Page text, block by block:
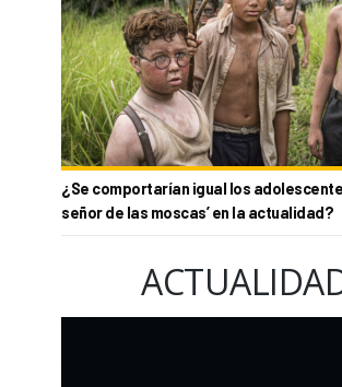
¿Se comportarían igual los
señor de las moscas’ en la actualidad?